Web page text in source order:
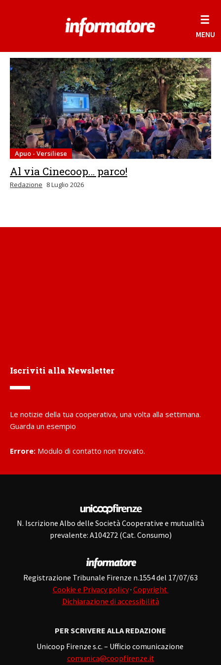
☰
MENU
Apuo - Versiliese
Al via Cinecoop… parco!
Redazione 8 Luglio 2026
Iscriviti alla Newsletter
Le notizie della tua cooperativa, una volta alla settimana.
Guarda un esempio
Errore: Modulo di contatto non trovato.
N. Iscrizione Albo delle Società Cooperative e mutualità
prevalente: A104272 (Cat. Consumo)
Registrazione Tribunale Firenze n.1554 del 17/07/63
Cookie e Privacy policy· Copyright
Dichiarazione di accessibilità
PER SCRIVERE ALLA REDAZIONE
Unicoop Firenze s.c. – Ufficio comunicazione
comunica@coopfirenze.it